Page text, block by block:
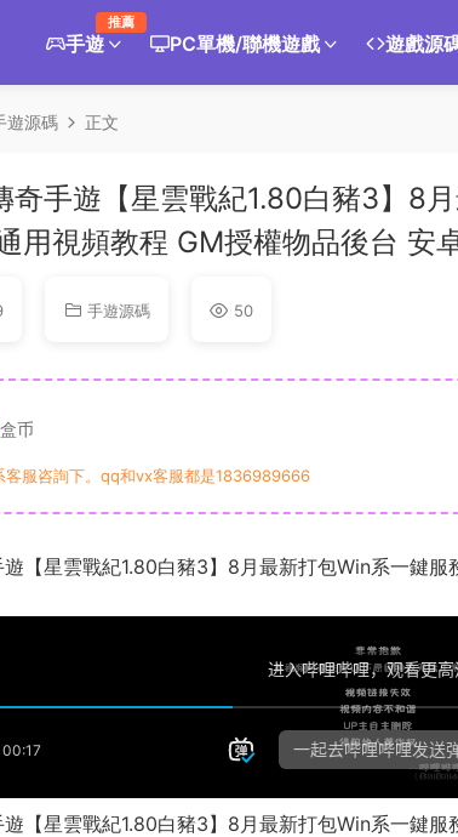
手遊
推薦
PC單機/聯機遊戲 遊戲源
遊源碼 正文
奇手遊【星雲戰紀1.80白豬3】8
用視頻教程 GM授權物品後台 安
手遊源碼 50
盒币
客服咨詢下。qq和vx客服都是1836989666
【星雲戰紀1.80白豬3】8月最新打包Win系一鍵
【星雲戰紀1.80白豬3】8月最新打包Win系一鍵